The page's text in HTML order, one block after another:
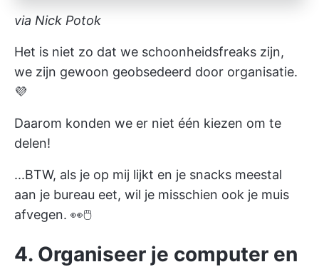
via Nick Potok
Het is niet zo dat we schoonheidsfreaks zijn,
we zijn gewoon geobsedeerd door organisatie.
💜
Daarom konden we er niet één kiezen om te
delen!
...BTW, als je op mij lijkt en je snacks meestal
aan je bureau eet, wil je misschien ook je muis
afvegen. 👀🖱
4. Organiseer je computer en